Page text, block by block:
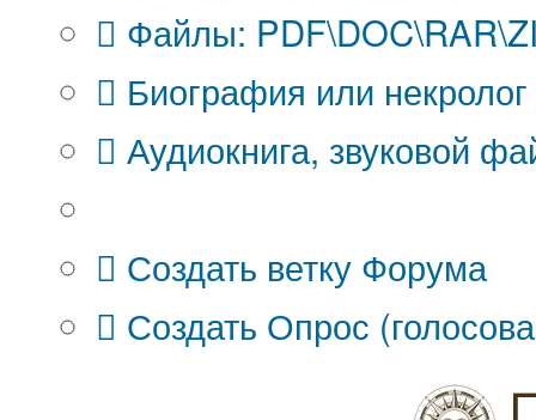
Файлы:
Биография или некролог
Аудиокнига, звуковой
Создать ветку Форума
Создать Опрос